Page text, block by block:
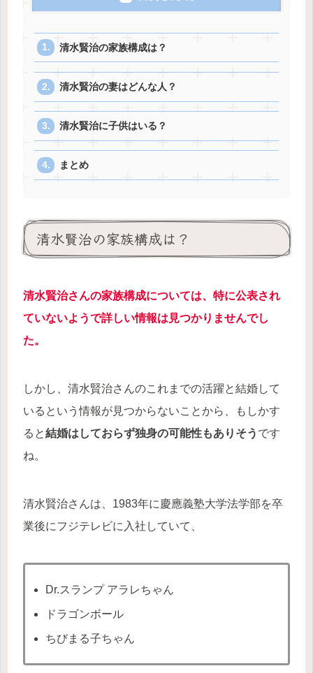
清水賢治の家族構成は？
清水賢治の妻はどんな人？
清水賢治に子供はいる？
まとめ
清水賢治の家族構成は？
清水賢治さんの家族構成については、特に公表され
ていないようで詳しい情報は見つかりませんでし
た。
しかし、清水賢治さんのこれまでの活躍と結婚して
いるという情報が見つからないことから、もしかす
ると結婚はしておらず独身の可能性もありそう です
ね。
清水賢治さんは、1983年に慶應義塾大学法学部を卒
業後にフジテレビに入社していて、
Dr.スランプ アラレちゃん
ドラゴンボール
ちびまる子ちゃん